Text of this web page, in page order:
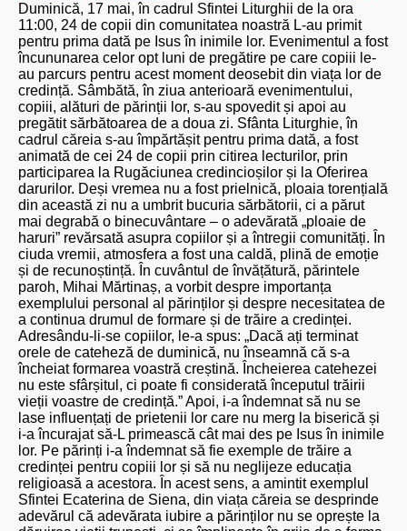
Duminică, 17 mai, în cadrul Sfintei Liturghii de la ora
11:00, 24 de copii din comunitatea noastră L-au primit
pentru prima dată pe Isus în inimile lor. Evenimentul a fost
încununarea celor opt luni de pregătire pe care copiii le-
au parcurs pentru acest moment deosebit din viața lor de
credință. Sâmbătă, în ziua anterioară evenimentului,
copiii, alături de părinții lor, s-au spovedit și apoi au
pregătit sărbătoarea de a doua zi. Sfânta Liturghie, în
cadrul căreia s-au împărtășit pentru prima dată, a fost
animată de cei 24 de copii prin citirea lecturilor, prin
participarea la Rugăciunea credincioșilor și la Oferirea
darurilor. Deși vremea nu a fost prielnică, ploaia torențială
din această zi nu a umbrit bucuria sărbătorii, ci a părut
mai degrabă o binecuvântare – o adevărată „ploaie de
haruri” revărsată asupra copiilor și a întregii comunități. În
ciuda vremii, atmosfera a fost una caldă, plină de emoție
și de recunoștință. În cuvântul de învățătură, părintele
paroh, Mihai Mărtinaș, a vorbit despre importanța
exemplului personal al părinților și despre necesitatea de
a continua drumul de formare și de trăire a credinței.
Adresându-li-se copiilor, le-a spus: „Dacă ați terminat
orele de cateheză de duminică, nu înseamnă că s-a
încheiat formarea voastră creștină. Încheierea catehezei
nu este sfârșitul, ci poate fi considerată începutul trăirii
vieții voastre de credință.” Apoi, i-a îndemnat să nu se
lase influențați de prietenii lor care nu merg la biserică și
i-a încurajat să-L primească cât mai des pe Isus în inimile
lor. Pe părinți i-a îndemnat să fie exemple de trăire a
credinței pentru copiii lor și să nu neglijeze educația
religioasă a acestora. În acest sens, a amintit exemplul
Sfintei Ecaterina de Siena, din viața căreia se desprinde
adevărul că adevărata iubire a părinților nu se oprește la